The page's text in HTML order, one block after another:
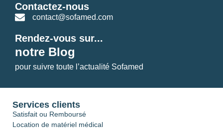
Contactez-nous
contact@sofamed.com
Rendez-vous sur...
notre Blog
pour suivre toute l’actualité Sofamed
Services clients
Satisfait ou Remboursé
Location de matériel médical